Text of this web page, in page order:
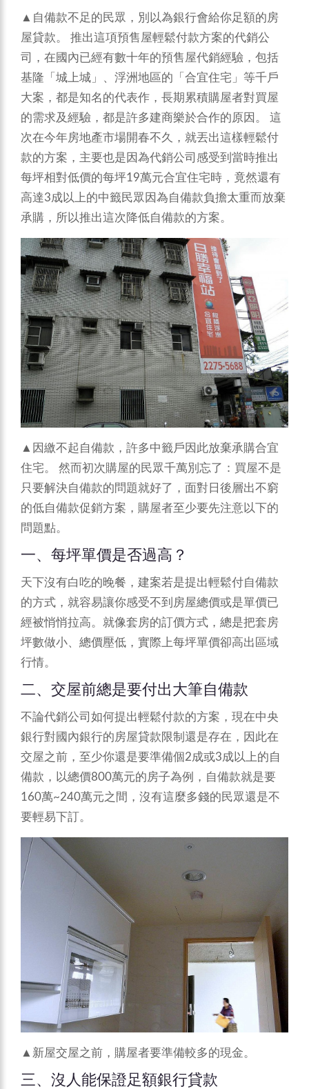
▲自備款不足的民眾，別以為銀行會給你足額的房
屋貸款。 推出這項預售屋輕鬆付款方案的代銷公
司，在國內已經有數十年的預售屋代銷經驗，包括
基隆「城上城」、浮洲地區的「合宜住宅」等千戶
大案，都是知名的代表作，長期累積購屋者對買屋
的需求及經驗，都是許多建商樂於合作的原因。 這
次在今年房地產市場開春不久，就丟出這樣輕鬆付
款的方案，主要也是因為代銷公司感受到當時推出
每坪相對低價的每坪19萬元合宜住宅時，竟然還有
高達3成以上的中籤民眾因為自備款負擔太重而放棄
承購，所以推出這次降低自備款的方案。
▲因繳不起自備款，許多中籤戶因此放棄承購合宜
住宅。 然而初次購屋的民眾千萬別忘了：買屋不是
只要解決自備款的問題就好了，面對日後層出不窮
的低自備款促銷方案，購屋者至少要先注意以下的
問題點。
一、每坪單價是否過高？
天下沒有白吃的晚餐，建案若是提出輕鬆付自備款
的方式，就容易讓你感受不到房屋總價或是單價已
經被悄悄拉高。就像套房的訂價方式，總是把套房
坪數做小、總價壓低，實際上每坪單價卻高出區域
行情。
二、交屋前總是要付出大筆自備款
不論代銷公司如何提出輕鬆付款的方案，現在中央
銀行對國內銀行的房屋貸款限制還是存在，因此在
交屋之前，至少你還是要準備個2成或3成以上的自
備款，以總價800萬元的房子為例，自備款就是要
160萬~240萬元之間，沒有這麼多錢的民眾還是不
要輕易下訂。
▲新屋交屋之前，購屋者要準備較多的現金。
三、沒人能保證足額銀行貸款